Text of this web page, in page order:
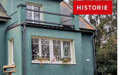
HISTORIE